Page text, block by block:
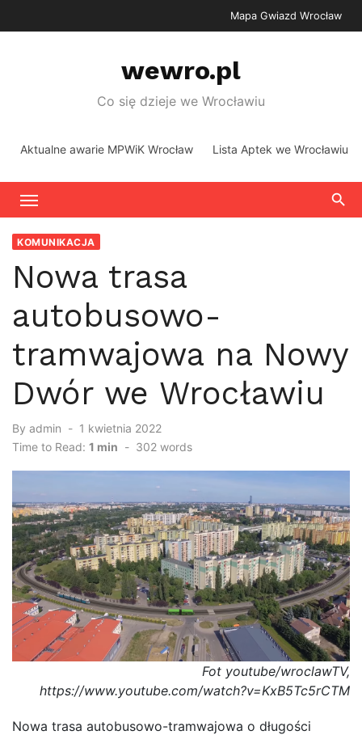
to
Mapa Gwiazd Wrocław
wewro.pl
Co się dzieje we Wrocławiu
Aktualne awarie MPWiK Wrocław Lista Aptek we Wrocławiu
KOMUNIKACJA
Nowa trasa
autobusowo-
tramwajowa na Nowy
Dwór we Wrocławiu
By admin
Posted
on
1 kwietnia 2022
Time to Read: 1 min - 302 words
Fot youtube/wroclawTV,
https://www.youtube.com/watch?v=KxB5Tc5rCTM
Nowa trasa autobusowo-tramwajowa o długości